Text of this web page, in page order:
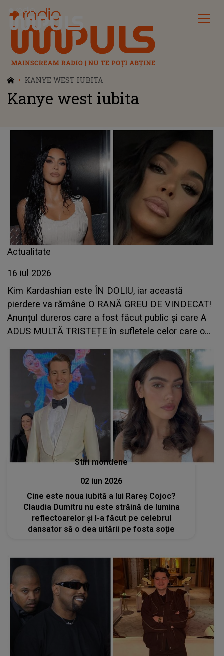
Radio Impuls
KANYE WEST IUBITA
Kanye west iubita
Actualitate
16 iul 2026
Kim Kardashian este ÎN DOLIU, iar această
pierdere va rămâne O RANĂ GREU DE VINDECAT!
Anunțul dureros care a fost făcut public și care A
ADUS MULTĂ TRISTEȚE în sufletele celor care o
Stiri mondene
02 iun 2026
Cine este noua iubită a lui Rareș Cojoc?
Claudia Dumitru nu este străină de lumina
reflectoarelor și l-a făcut pe celebrul
dansator să o dea uitării pe fosta soție